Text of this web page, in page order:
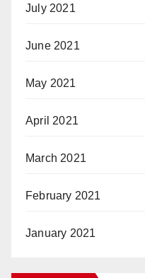
July 2021
June 2021
May 2021
April 2021
March 2021
February 2021
January 2021